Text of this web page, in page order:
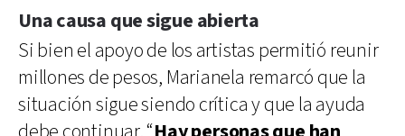
Una causa que sigue abierta
Si bien el apoyo de los artistas permitió reunir
millones de pesos, Marianela remarcó que la
situación sigue siendo crítica y que la ayuda